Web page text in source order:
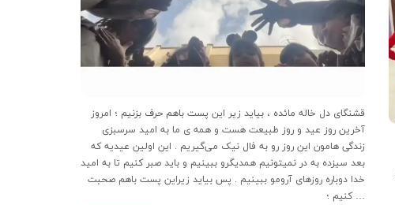
قشنگای دل خاله مائده ، بیاید زیر این پست باهم حرف بزنیم ؛ امروز
آخرین روز عید و روز طبیعت هست و همه ی ما به امید سرسبزی
زندگی هامون این روز رو به فال نیک می‌گیریم . این اولین عیدیه که
بعد سیزده به در نمیتونیم همدیگرو ببینیم و باید صبر کنیم تا به امید
خدا دوباره روزهای آرومو ببینیم . پس بیاید زیراین پست باهم صحبت
کنیم ؛ …